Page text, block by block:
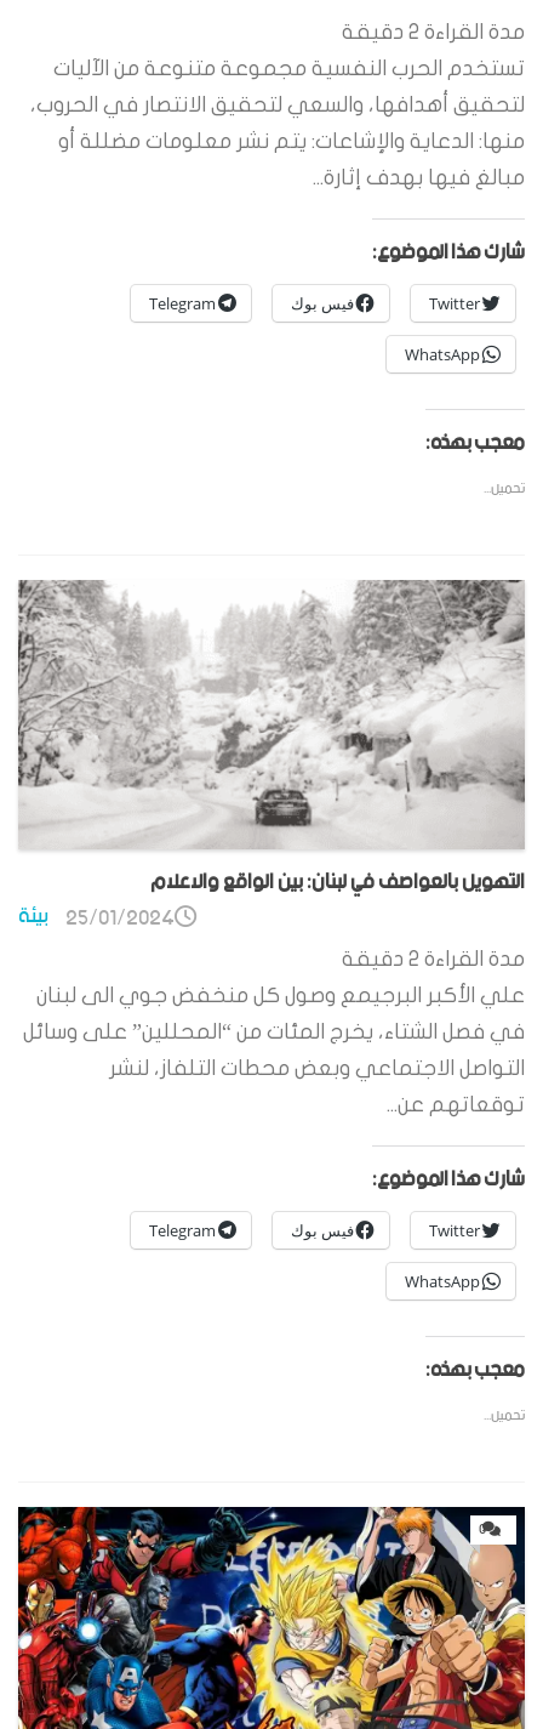
مدة القراءة 2 دقيقة
تستخدم الحرب النفسية مجموعة متنوعة من الآليات
لتحقيق أهدافها، والسعي لتحقيق الانتصار في الحروب،
منها: الدعاية والإشاعات: يتم نشر معلومات مضللة أو
مبالغ فيها بهدف إثارة...
شارك هذا الموضوع:
Twitter فيس بوك Telegram
WhatsApp
معجب بهذه:
تحميل...
التهويل بالعواصف في لبنان: بين الواقع والاعلام
بيئة 25/01/2024
مدة القراءة 2 دقيقة
علي الأكبر البرجيمع وصول كل منخفض جوي الى لبنان
في فصل الشتاء، يخرج المئات من “المحللين” على وسائل
التواصل الاجتماعي وبعض محطات التلفاز، لنشر
توقعاتهم عن...
شارك هذا الموضوع:
Twitter فيس بوك Telegram
WhatsApp
معجب بهذه:
تحميل...
0